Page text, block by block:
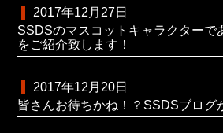
2017年12月27日
SSDSのマスコットキャラクターで
をご紹介致します！
2017年12月20日
皆さんお待ちかね！？SSDSブログ